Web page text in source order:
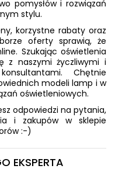
pomysłów i rozwiązań
stylu.
korzystne rabaty oraz
oferty sprawią, że
Szukając oświetlenia
z naszymi życzliwymi i
Chętnie
modeli lamp i w
oświetleniowych.
odpowiedzi na pytania,
i zakupów w sklepie
:-)
EKSPERTA